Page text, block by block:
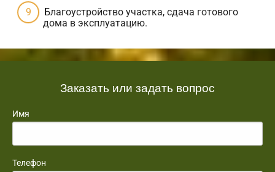
Благоустройство участка, сдача готового
дома в эксплуатацию.
Заказать или задать вопрос
Имя
Телефон